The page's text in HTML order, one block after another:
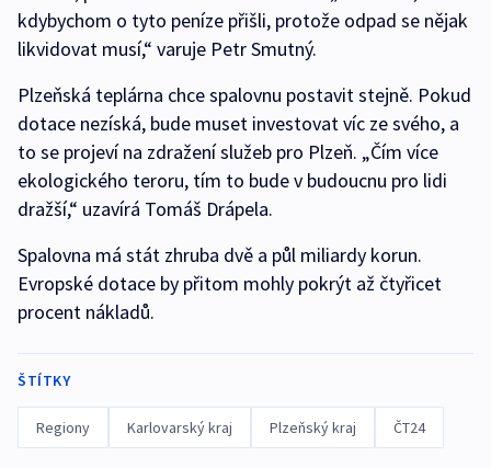
kdybychom o tyto peníze přišli, protože odpad se nějak
likvidovat musí,“ varuje Petr Smutný.
Plzeňská teplárna chce spalovnu postavit stejně. Pokud
dotace nezíská, bude muset investovat víc ze svého, a
to se projeví na zdražení služeb pro Plzeň. „Čím více
ekologického teroru, tím to bude v budoucnu pro lidi
dražší,“ uzavírá Tomáš Drápela.
Spalovna má stát zhruba dvě a půl miliardy korun.
Evropské dotace by přitom mohly pokrýt až čtyřicet
procent nákladů.
ŠTÍTKY
Regiony Karlovarský kraj Plzeňský kraj ČT24